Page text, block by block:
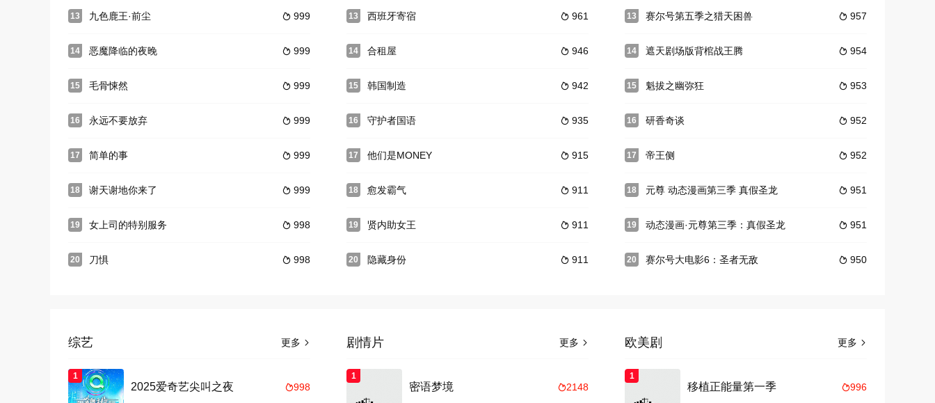
13  999
九色鹿王·前尘
14  999
恶魔降临的夜晚
15  999
毛骨悚然
16  999
永远不要放弃
17  999
简单的事
18  999
谢天谢地你来了
19  998
女上司的特别服务
20  998
刀惧
13  961
西班牙寄宿
14  946
合租屋
15  942
韩国制造
16  935
守护者国语
17  915
他们是MONEY
18  911
愈发霸气
19  911
贤内助女王
20  911
隐藏身份
13  957
赛尔号第五季之猎天困兽
14  954
遮天剧场版背棺战王腾
15  953
魁拔之幽弥狂
16  952
研香奇谈
17  952
帝王侧
18  951
元尊 动态漫画第三季 真假圣龙
19  951
动态漫画·元尊第三季：真假圣龙
20  950
赛尔号大电影6：圣者无敌
更多 
综艺
1
998
2025爱奇艺尖叫之夜
更多 
剧情片
1
2148
密语梦境
更多 
欧美剧
1
996
移植正能量第一季